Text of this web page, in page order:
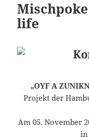
life
„OYF A
Projekt der
Am 05. November
in